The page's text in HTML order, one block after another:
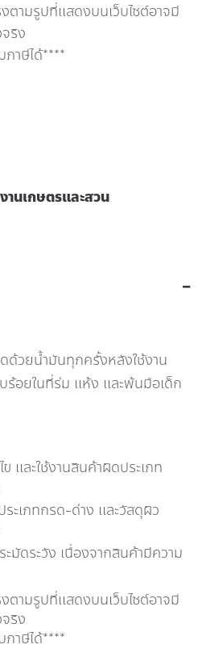
ตามรูปที่แสดงบนเว็บไซต์อาจมี
ริง
ภาษีได้****
งานเกษตรและสวน
ด้วยน้ำมันทุกครั้งหลังใช้งาน
ร้อยในที่ร่ม แห้ง และพ้นมือเด็ก
และใช้งานสินค้าผิดประเภท
ะเภทกรด-ด่าง และวัสดุผิว
ะมัดระวัง เนื่องจากสินค้ามีความ
ตามรูปที่แสดงบนเว็บไซต์อาจมี
ริง
ภาษีได้****